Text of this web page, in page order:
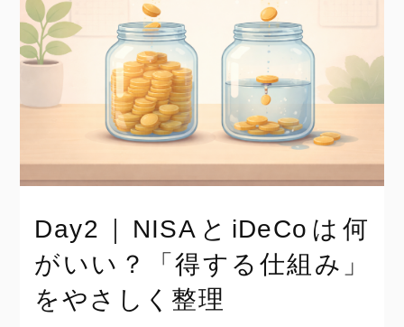
Day2｜NISAとiDeCoは何
がいい？「得する仕組み」
をやさしく整理